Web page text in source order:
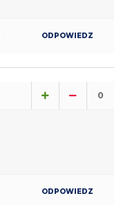
ODPOWIEDZ
0
ODPOWIEDZ